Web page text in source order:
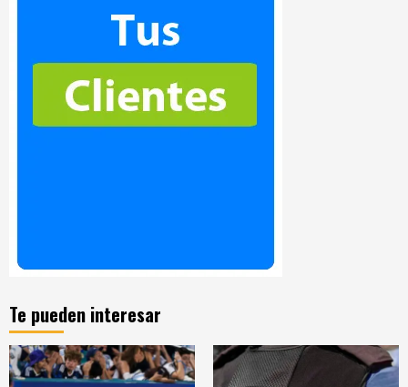
Te pueden interesar